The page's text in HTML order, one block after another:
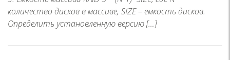
количество дисков в массиве, SIZE – емкость дисков.
Определить установленную версию […]